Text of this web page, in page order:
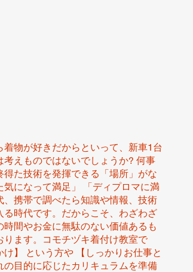
物が好きだからといって、新車1台
えものではないでしょうか? 何事
た技術を発揮できる「場所」がな
になって満足」 「ディプロマに満
携帯で調べたら知識や情報、技術
時代です。だからこそ、わざわざ
間やお金に無駄のない価値あるも
ます。コモチヅキ着付け教室で
】 という方や 【しっかりお仕事と
の目的に応じたカリキュラムを準備